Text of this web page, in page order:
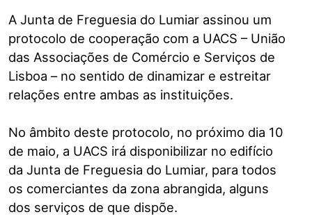
A Junta de Freguesia do Lumiar assinou um
protocolo de cooperação com a UACS – União
das Associações de Comércio e Serviços de
Lisboa – no sentido de dinamizar e estreitar
relações entre ambas as instituições.
No âmbito deste protocolo, no próximo dia 10
de maio, a UACS irá disponibilizar no edifício
da Junta de Freguesia do Lumiar, para todos
os comerciantes da zona abrangida, alguns
dos serviços de que dispõe.